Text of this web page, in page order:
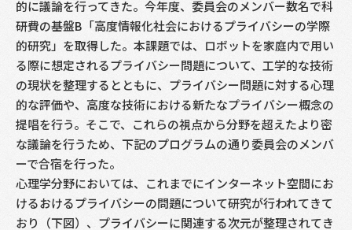
的に議論を行ってきた。今年度、委員会のメンバー数名で科
研費の基盤B「高度情報化社会におけるプライバシーの学際
的研究」を取得した。本課題では、ロボットを家庭内で用い
る際に想定されるプライバシー問題について、工学的な技術
の現状を整理するとともに、プライバシー問題に対する心理
的な評価や、高度な技術における新たなプライバシー概念の
提唱を行う。そこで、これらの視点から分野を超えたより密
な議論を行うため、下記のプログラムの通り委員会のメンバ
ーで合宿を行った。
心理学分野においては、これまでにインターネット空間にお
けるおけるプライバシーの問題について研究が行われてきて
おり（下図）、プライバシーに関連する次元が整理されてき